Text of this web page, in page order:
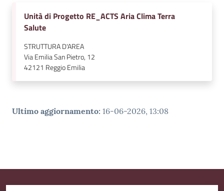
Unità di Progetto RE_ACTS Aria Clima Terra
Salute
STRUTTURA D'AREA
Via Emilia San Pietro, 12
42121 Reggio Emilia
Ultimo aggiornamento: 16-06-2026, 13:08